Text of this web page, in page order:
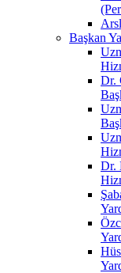
Başkan
Dr.
Dr.